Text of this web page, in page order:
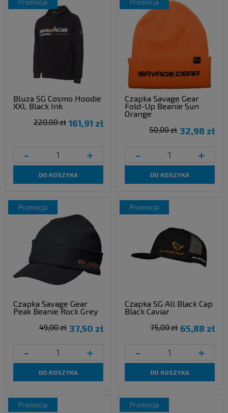
Bluza SG Cosmo Hoodie
XXL Black Ink
161,91 zł
220,00 zł
- +
DO KOSZYKA
promocja
Czapka Savage Gear
Fold-Up Beanie Sun
Orange
32,98 zł
50,00 zł
- +
DO KOSZYKA
promocja
Czapka Savage Gear
Peak Beanie Rock Grey
37,50 zł
49,00 zł
- +
DO KOSZYKA
promocja
Czapka SG All Black Cap
Black Caviar
65,88 zł
75,00 zł
- +
DO KOSZYKA
promocja
promocja promocja